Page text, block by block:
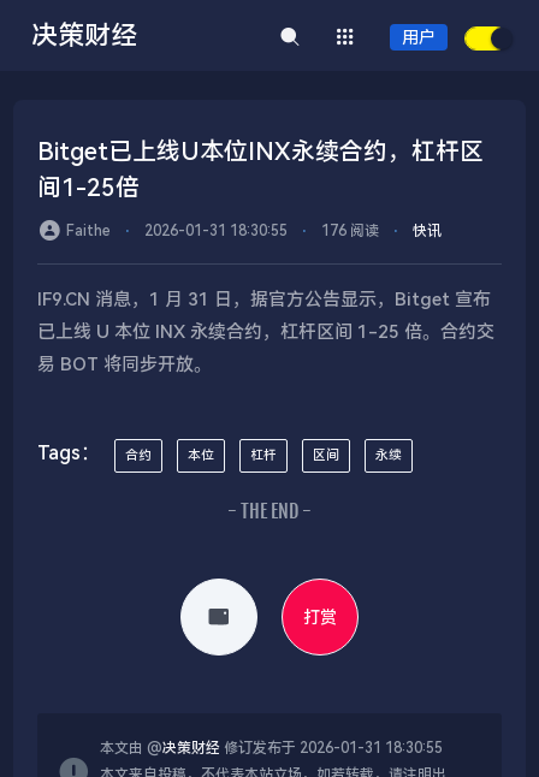
决策财经 用户
Bitget已上线U本位INX永续合约，杠杆区
间1-25倍
Faithe ⋅ 2026-01-31 18:30:55 ⋅ 176 阅读 ⋅ 快讯
IF9.CN 消息，1 月 31 日，据官方公告显示，Bitget 宣布
已上线 U 本位 INX 永续合约，杠杆区间 1-25 倍。合约交
易 BOT 将同步开放。
Tags： 合约 本位 杠杆 区间 永续
- THE END -
打赏
本文由 @决策财经 修订发布于 2026-01-31 18:30:55